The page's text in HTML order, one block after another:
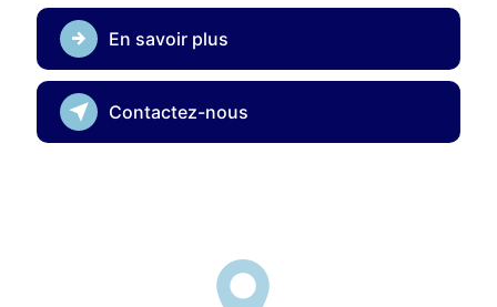
En savoir plus
Contactez-nous